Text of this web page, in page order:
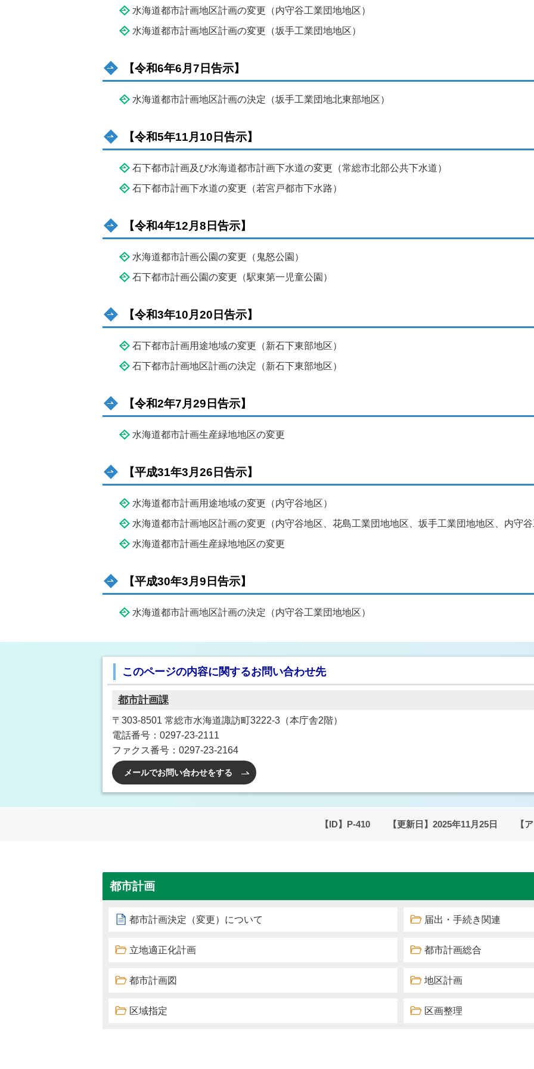
水海道都市計画地区計画の変更（内守谷工業団地地区）
水海道都市計画地区計画の変更（坂手工業団地地区）
【令和6年6月7日告示】
水海道都市計画地区計画の決定（坂手工業団地北東部地区）
【令和5年11月10日告示】
石下都市計画及び水海道都市計画下水道の変更（常総市北部公共下水道）
石下都市計画下水道の変更（若宮戸都市下水路）
【令和4年12月8日告示】
水海道都市計画公園の変更（鬼怒公園）
石下都市計画公園の変更（駅東第一児童公園）
【令和3年10月20日告示】
石下都市計画用途地域の変更（新石下東部地区）
石下都市計画地区計画の決定（新石下東部地区）
【令和2年7月29日告示】
水海道都市計画生産緑地地区の変更
【平成31年3月26日告示】
水海道都市計画用途地域の変更（内守谷地区）
水海道都市計画地区計画の変更（内守谷地区、花島工業団地地区、坂手工業団地地区、内守谷
水海道都市計画生産緑地地区の変更
【平成30年3月9日告示】
水海道都市計画地区計画の決定（内守谷工業団地地区）
このページの内容に関するお問い合わせ先
都市計画課
〒303-8501 常総市水海道諏訪町3222-3（本庁舎2階）
電話番号：0297-23-2111
ファクス番号：0297-23-2164
メールでお問い合わせをする
【ID】 P-410 【更新日】 2025年11月25日 【
都市計画
都市計画決定（変更）について 届出・手続き関連
立地適正化計画 都市計画総合
都市計画図 地区計画
区域指定 区画整理